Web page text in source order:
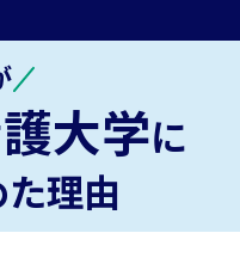
大学に
理由